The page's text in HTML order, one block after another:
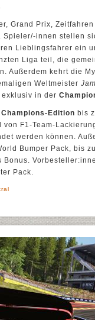
Grand Prix,
innen stellen
Lieblingsfahrer ein
Liga teil, die
Außerdem kehrt die
Weltmeister
exklusiv in der
Champions-Edition bis
F1-Team-
werden können.
Bumper Pack, bis
Bonus.
Pack.